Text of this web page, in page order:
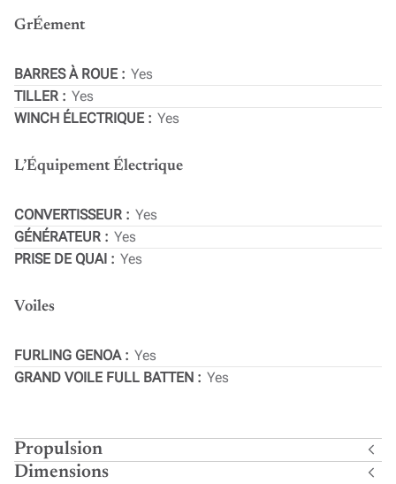
GrÉement
BARRES À ROUE
Yes
TILLER
Yes
WINCH ÉLECTRIQUE
Yes
L’Équipement Électrique
CONVERTISSEUR
Yes
GÉNÉRATEUR
Yes
PRISE DE QUAI
Yes
Voiles
FURLING GENOA
Yes
GRAND VOILE FULL BATTEN
Yes
Propulsion
Dimensions